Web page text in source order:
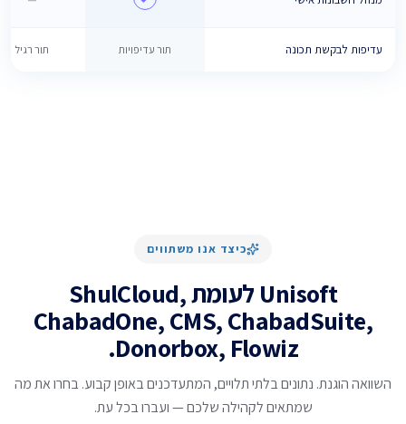
עדיפות לבקשת תכונה תור עדיפויות תור רגיל
כיצד אנו משתווים
Unisoft לעומת ShulCloud,
ChabadOne, CMS, ChabadSuite,
Donorbox, Flowiz.
השוואה הוגנת. נתונים בלתי תלויים, המתעדכנים באופן קבוע. בחרו את מה
שמתאים לקהילה שלכם — ועברו בכל עת.